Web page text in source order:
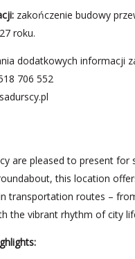
zakończenie budowy
roku.
dodatkowych informacji
706 552
are pleased to present
this location
transportation routes –
the vibrant rhythm of city